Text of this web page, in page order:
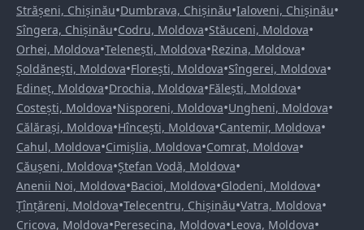
Strășeni, Chișinău•Dumbrava, Chișinău•Ialoveni, Chișinău•
Sîngera, Chișinău•Codru, Moldova•Stăuceni, Moldova•
Orhei, Moldova•Telenești, Moldova•Rezina, Moldova•
Șoldănești, Moldova•Florești, Moldova•Sîngerei, Moldova•
Edineț, Moldova•Drochia, Moldova•Fălești, Moldova•
Costești, Moldova•Nisporeni, Moldova•Ungheni, Moldova•
Călărași, Moldova•Hîncești, Moldova•Cantemir, Moldova•
Cahul, Moldova•Cimișlia, Moldova•Comrat, Moldova•
Căușeni, Moldova•Ștefan Vodă, Moldova•
Anenii Noi, Moldova•Bacioi, Moldova•Glodeni, Moldova•
Țînțăreni, Moldova•Telecentru, Chișinău•Vatra, Moldova•
Cricova, Moldova•Peresecina, Moldova•Leova, Moldova•